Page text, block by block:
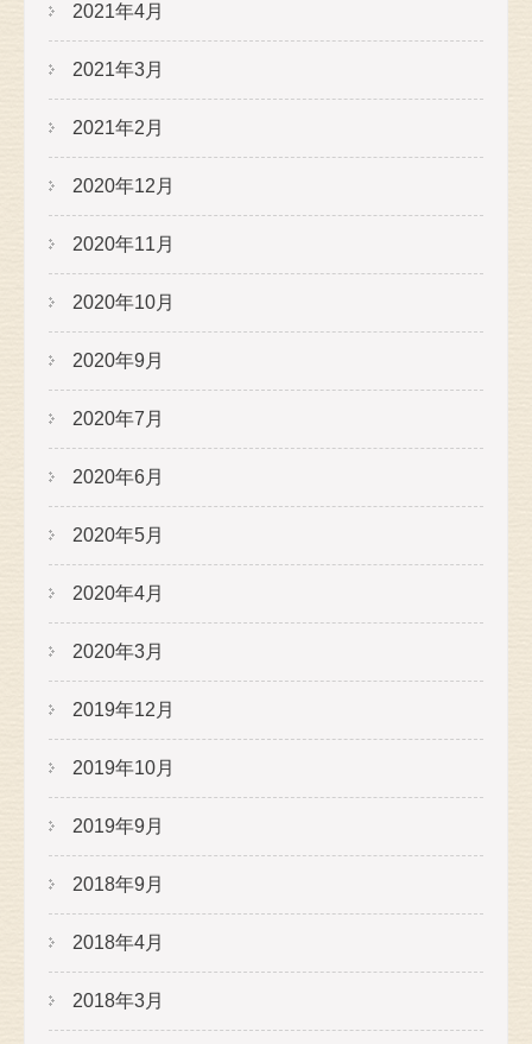
2021年4月
2021年3月
2021年2月
2020年12月
2020年11月
2020年10月
2020年9月
2020年7月
2020年6月
2020年5月
2020年4月
2020年3月
2019年12月
2019年10月
2019年9月
2018年9月
2018年4月
2018年3月